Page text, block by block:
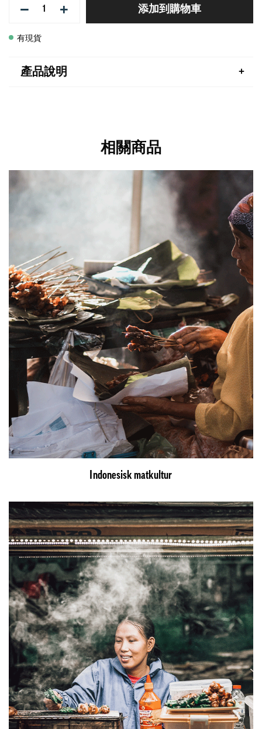
− + 添加到購物車
有現貨
產品說明
相關商品
Indonesisk matkultur